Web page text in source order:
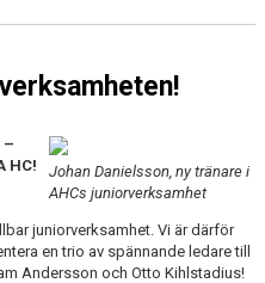
Johan Danielsson, ny tränare i
AHCs juniorverksamhet
–
HC!
juniorverksamhet. Vi är därför
en trio av spännande ledare till
Andersson och Otto Kihlstadius!